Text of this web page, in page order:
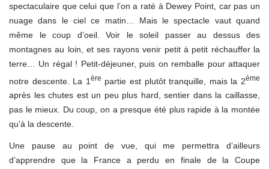
spectaculaire que celui que l’on a raté à Dewey Point, car pas un
nuage dans le ciel ce matin… Mais le spectacle vaut quand
même le coup d’oeil. Voir le soleil passer au dessus des
montagnes au loin, et ses rayons venir petit à petit réchauffer la
terre… Un régal ! Petit-déjeuner, puis on remballe pour attaquer
notre descente. La 1 ère partie est plutôt tranquille, mais la 2ème
après les chutes est un peu plus hard, sentier dans la caillasse,
pas le mieux. Du coup, on a presque été plus rapide à la montée
qu’à la descente.
Une pause au point de vue, qui me permettra d’ailleurs
d’apprendre que la France a perdu en finale de la Coupe